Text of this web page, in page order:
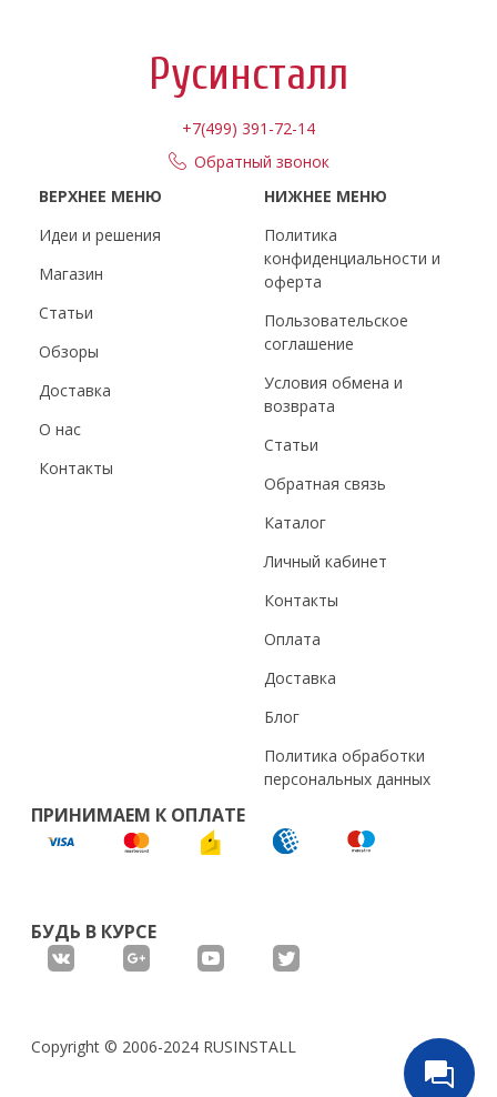
Русинсталл
+7(499) 391-72-14
Обратный звонок
ВЕРХНЕЕ МЕНЮ
Идеи и решения
Магазин
Статьи
Обзоры
Доставка
О нас
Контакты
НИЖНЕЕ МЕНЮ
Политика
конфиденциальности и
оферта
Пользовательское
соглашение
Условия обмена и
возврата
Статьи
Обратная связь
Каталог
Личный кабинет
Контакты
Оплата
Доставка
Блог
Политика обработки
персональных данных
ПРИНИМАЕМ К ОПЛАТЕ
БУДЬ В КУРСЕ
Copyright © 2006-2024 RUSINSTALL